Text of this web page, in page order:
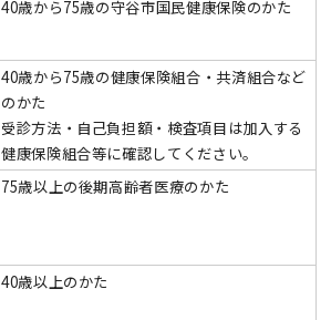
40歳から75歳の守谷市国民健康保険のかた
40歳から75歳の健康保険組合・共済組合など
のかた
受診方法・自己負担額・検査項目は加入する
健康保険組合等に確認してください。
75歳以上の後期高齢者医療のかた
40歳以上のかた